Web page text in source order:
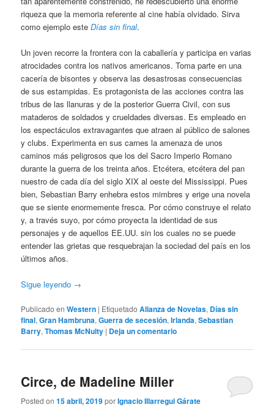
riqueza que la memoria referente al cine había olvidado. Sirva
como ejemplo esteDías sin final.
Un joven recorre la frontera con la caballería y participa en varias
atrocidades contra los nativos americanos. Toma parte en una
cacería de bisontes y observa las desastrosas consecuencias
de sus estampidas. Es protagonista de las acciones contra las
tribus de las llanuras y de la posterior Guerra Civil, con sus
mataderos de soldados y crueldades diversas. Es empleado en
los espectáculos extravagantes que atraen al público de salones
y clubs. Experimenta en sus carnes la amenaza de unos
caminos más peligrosos que los del Sacro Imperio Romano
durante la guerra de los treinta años. Etcétera, etcétera del pan
nuestro de cada día del siglo XIX al oeste del Mississippi. Pues
bien, Sebastian Barry enhebra estos mimbres y erige una novela
que se siente enormemente fresca. Por cómo construye el relato
y, a través suyo, por cómo proyecta la identidad de sus
personajes y de aquellos EE.UU. sin los cuales no se puede
entender las grietas que resquebrajan la sociedad del país en los
últimos años.
Sigue leyendo →
Publicado en Western | Etiquetado Alianza de Novelas, Días sin
final,Gran Hambruna,Guerra de secesión,Irlanda,Sebastian
Barry,Thomas McNulty | Deja un comentario
Circe, de Madeline Miller
Posted on15 abril, 2019porIgnacio Illarregui Gárate